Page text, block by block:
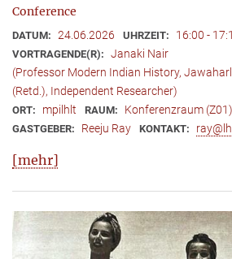
Conference
DATUM: 24.06.2026 UHRZEIT: 16:00 -
VORTRAGENDE(R): Janaki Nair
(Professor Modern Indian History,
(Retd.), Independent Researcher)
ORT: mpilhlt RAUM: Konferenzraum (Z01)
GASTGEBER: Reeju Ray KONTAKT:
[mehr]